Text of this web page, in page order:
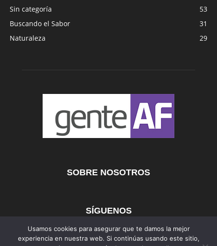
Sin categoría
53
Buscando el Sabor
31
Naturaleza
29
SOBRE NOSOTROS
SÍGUENOS
Usamos cookies para asegurar que te damos la mejor
experiencia en nuestra web. Si continúas usando este sitio,